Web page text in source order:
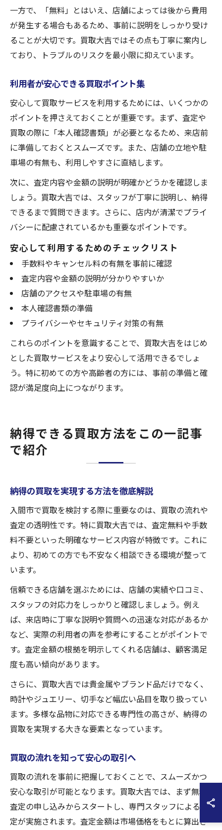
一方で、「無料」とはいえ、店舗によっては後から費用
が発生する場合もあるため、事前に説明をしっかり受け
ることが大切です。買取大吉ではその点も丁寧に案内し
ており、トラブルのリスクを最小限に抑えています。
利用者が安心できる買取ポイント集
安心して買取サービスを利用するためには、いくつかの
ポイントを押さえておくことが重要です。まず、査定や
買取の際に「本人確認書類」が必要となるため、来店前
に準備しておくとスムーズです。また、店舗の立地や駐
車場の有無も、利用しやすさに直結します。
次に、査定内容や金額の説明が明確かどうかを確認しま
しょう。買取大吉では、スタッフが丁寧に説明し、納得
できるまで質問できます。さらに、店内が清潔でプライ
バシーに配慮されているかも重要なポイントです。
安心して利用するためのチェックリスト
手数料やキャンセル料の有無を事前に確認
査定内容や金額の説明が分かりやすいか
店舗のアクセスや駐車場の有無
本人確認書類の準備
プライバシーやセキュリティ対策の有無
これらのポイントを意識することで、買取大吉をはじめ
とした買取サービスをより安心して活用できるでしょ
う。特に初めての方や高齢者の方には、事前の準備と確
認が満足度向上につながります。
納得できる買取方法をこの一記事
で紹介
納得の買取を実現する方法を徹底解説
入間市で買取を検討する際に重要なのは、買取の流れや
査定の透明性です。特に買取大吉では、査定無料や手数
料不要といった明確なサービス内容が特徴です。これに
より、初めての方でも不安なく相談できる環境が整って
います。
信頼できる店舗を選ぶためには、店舗の実績や口コミ、
スタッフの対応力をしっかりと確認しましょう。例え
ば、来店時に丁寧な説明や質問への迅速な対応があるか
など、実際の利用者の声を参考にすることがポイントで
す。査定金額の根拠を明示してくれる店舗は、顧客満足
度も高い傾向があります。
さらに、買取大吉では貴金属やブランド品だけでなく、
時計やジュエリー、切手など幅広い品目を取り扱ってい
ます。多様な品物に対応できる専門性の高さが、納得の
買取を実現する大きな要素となっています。
買取の流れを知って安心の取引へ
買取の流れを事前に把握しておくことで、スムーズかつ
安心な取引が可能となります。買取大吉では、まず無料
査定の申し込みからスタートし、専門スタッフによる査
定が実施されます。査定金額は市場価格をもとに算出さ